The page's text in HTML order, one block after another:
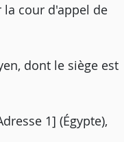
la cour d'appel de
dont le siège est
1] (Égypte),